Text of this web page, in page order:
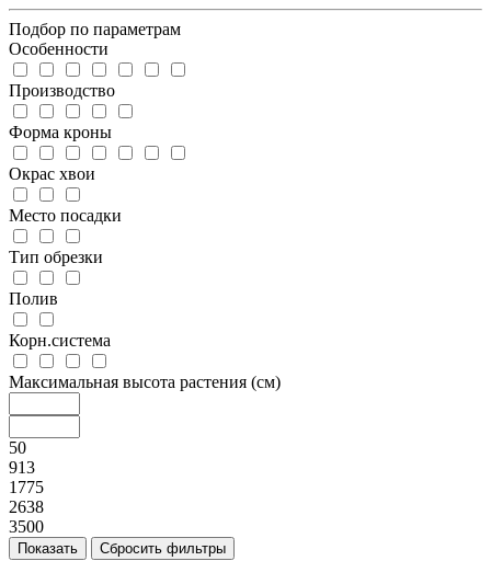
Подбор по параметрам
Особенности
Производство
Форма кроны
Окрас хвои
Место посадки
Тип обрезки
Полив
Корн.система
Максимальная высота растения (см)
50
913
1775
2638
3500